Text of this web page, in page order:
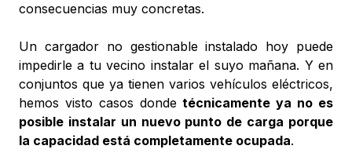
consecuencias muy concretas.
Un cargador no gestionable instalado hoy puede
impedirle a tu vecino instalar el suyo mañana. Y en
conjuntos que ya tienen varios vehículos eléctricos,
hemos visto casos dondetécnicamente ya no es
posible instalar un nuevo punto de carga porque
la capacidad está completamente ocupada.